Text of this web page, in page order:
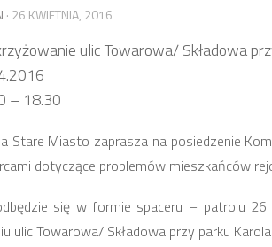
· 26 KWIETNIA, 2016
ulic Towarowa/ Składowa
– 18.30
Stare Miasto zaprasza na posiedzenie
dotyczące problemów mieszkańców
się w formie spaceru – patrolu 26
ulic Towarowa/ Składowa przy parku